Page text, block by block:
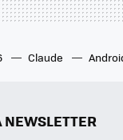
Claude